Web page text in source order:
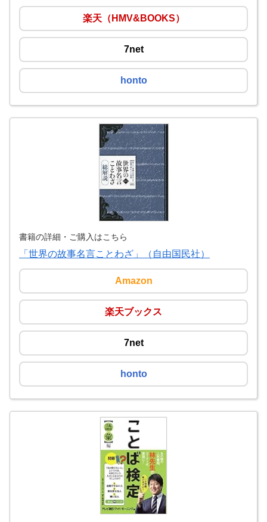
楽天（HMV&BOOKS）
7net
honto
書籍の詳細・ご購入はこちら
「世界の故事名言ことわざ」（自由国民社）
Amazon
楽天ブックス
7net
honto